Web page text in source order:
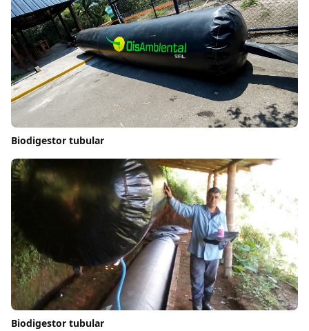
Biodigestor tubular
Biodigestor tubular